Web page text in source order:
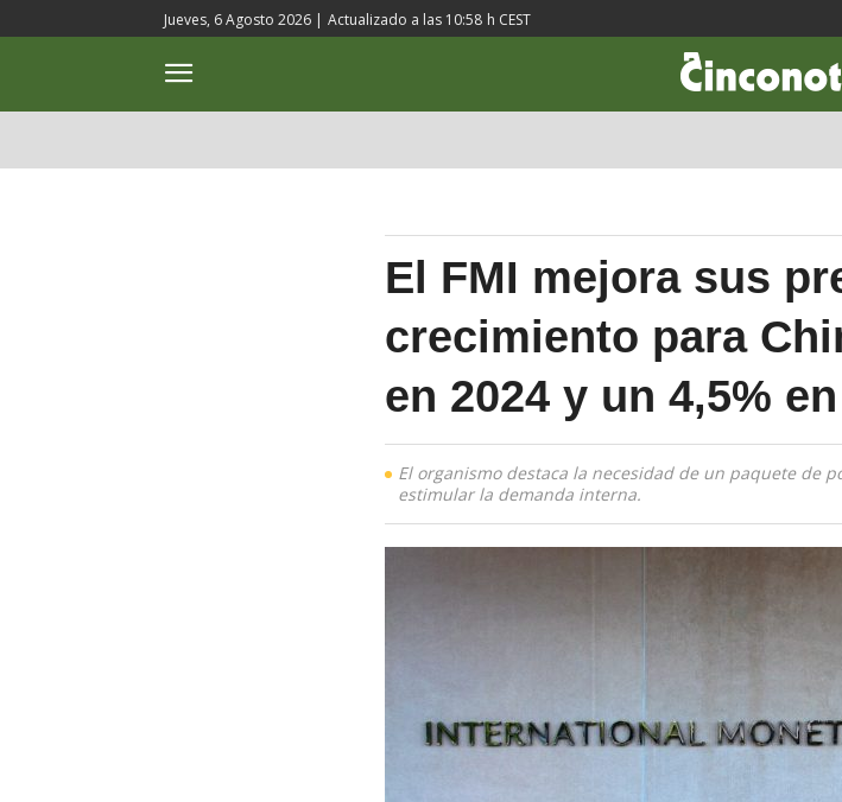
Jueves, 6 Agosto 2026 | Actualizado a las 10:58 h CEST
El FMI mejora sus
crecimiento para
en 2024 y un 4,5%
El organismo destaca la necesidad de un paquete de
estimular la demanda interna.